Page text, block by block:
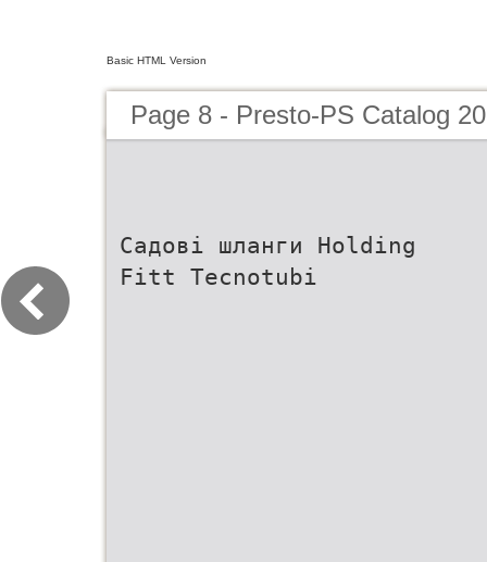
Basic HTML Version
Page 8 - Presto-PS Catalog
Садові шланги Holding
Fitt Tecnotubi